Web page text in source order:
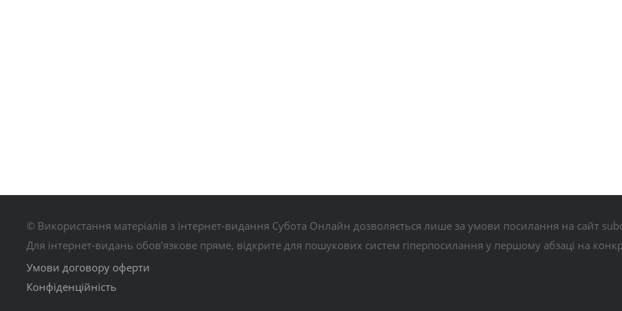
© Використання матеріалів з інтернет-видання Субота Онлайн дозволяється лише за умови посилання на сайт
Для інтернет-видань обов’язкове пряме, відкрите для пошукових систем гіперпосилання у першому абзаці на
Умови договору оферти
Конфіденційність